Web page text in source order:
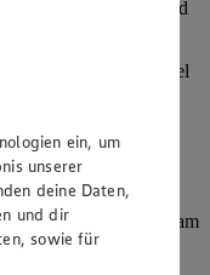
für Suppen, Püree und
Garen Sie die Erdäpfel
ohne Wasser im
sich so viel Zeit.
inspirieren! In
Beispiel, wie Sie
Ihr Kartoffelpüree am
ein, um
unserer
deine Daten,
und dir
sowie für